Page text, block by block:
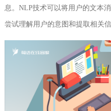
息。NLP技术可以将用户的文本
尝试理解用户的意图和提取相关信